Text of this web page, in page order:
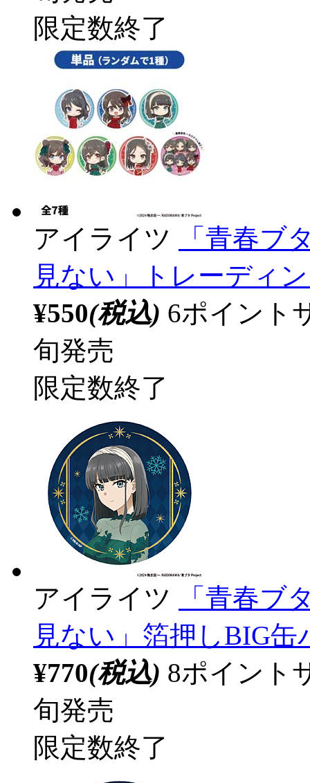
限定数終了
アイライツ
「青春ブ
見ない」トレーディ
¥550(税込) 6ポイント
旬発売
限定数終了
アイライツ
「青春ブ
見ない」箔押しBIG
¥770(税込) 8ポイント
旬発売
限定数終了